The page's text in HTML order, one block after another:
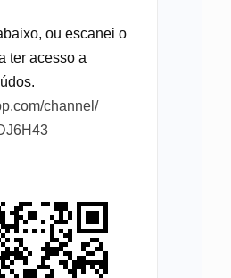
ou escanei o
ter acesso a
channel/